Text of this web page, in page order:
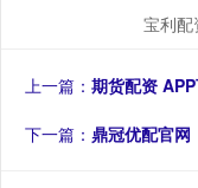
宝利配
上一篇： 期货配资
下一篇： 鼎冠优配官网